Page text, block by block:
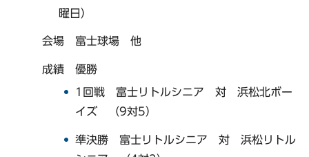
曜日）
会場 富士球場 他
成績 優勝
1回戦 富士リトルシニア 対 浜松北ボー
イズ （9対5）
準決勝 富士リトルシニア 対 浜松リトル